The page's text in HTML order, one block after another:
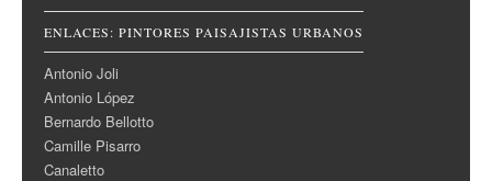
ENLACES: PINTORES PAISAJISTAS URBANOS
Antonio Joli
Antonio López
Bernardo Bellotto
Camille Pisarro
Canaletto